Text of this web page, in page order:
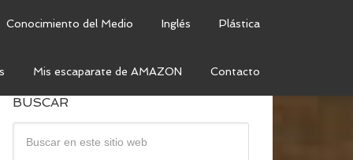
Conocimiento del Medio Inglés Plástica
Mis escaparate de AMAZON Contacto
BUSCAR